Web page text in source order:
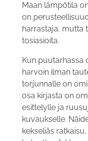
Maan lämpötila
on
harrastaja, mutta
tosiasioita.
Kun puutarhassa
harvoin ilman
torjunnalle on
osa kirjasta on
esittelylle ja
kuvaukselle.
kekseliäs